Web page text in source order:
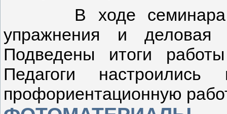
В ходе семинара
упражнения и
Подведены итоги
Педагоги
профориентационную